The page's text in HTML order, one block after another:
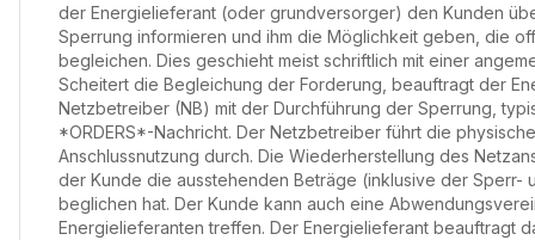
der Energielieferant (oder grundversorger) den Kunden
Sperrung informieren und ihm die Möglichkeit geben, die
begleichen. Dies geschieht meist schriftlich mit einer
Scheitert die Begleichung der Forderung, beauftragt der
Netzbetreiber (NB) mit der Durchführung der Sperrung,
*ORDERS*-Nachricht. Der Netzbetreiber führt die
Anschlussnutzung durch. Die Wiederherstellung des
der Kunde die ausstehenden Beträge (inklusive der Sperr-
beglichen hat. Der Kunde kann auch eine
Energielieferanten treffen. Der Energielieferant beauftragt